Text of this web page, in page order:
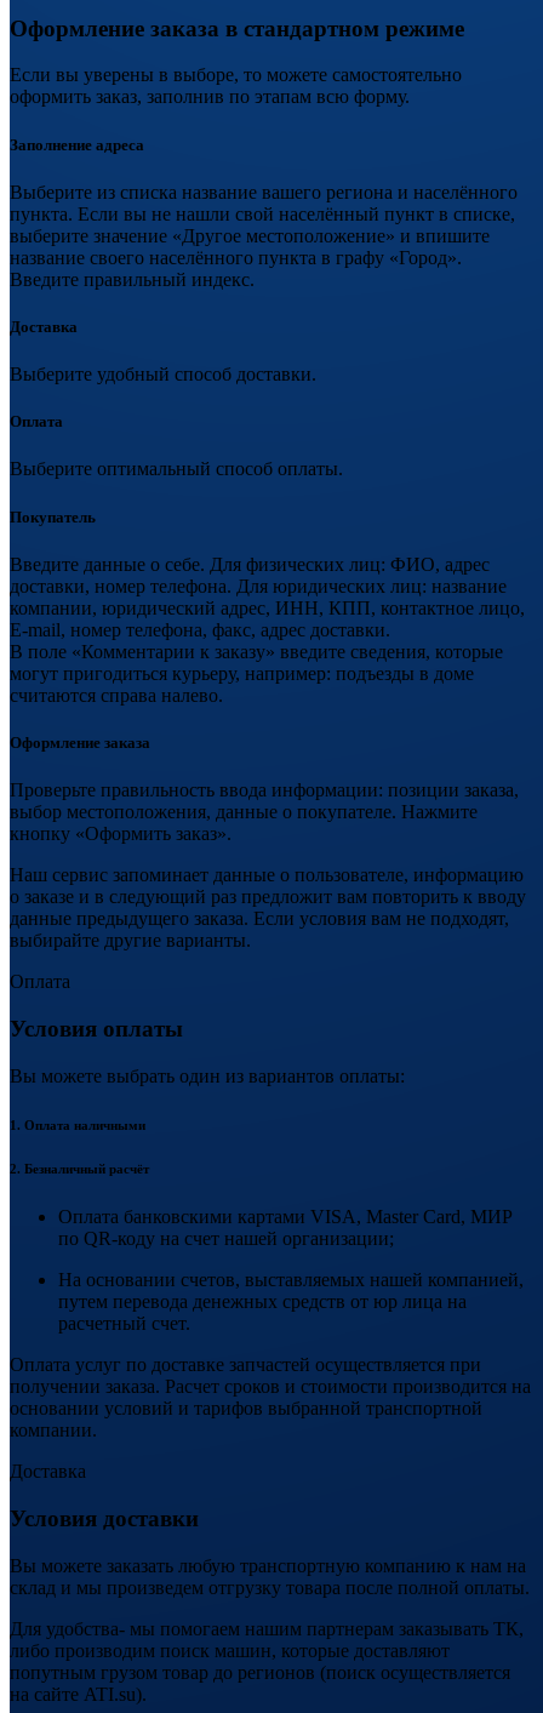
Оформление заказа в стандартном режиме
Если вы уверены в выборе, то можете самостоятельно
оформить заказ, заполнив по этапам всю форму.
Заполнение адреса
Выберите из списка название вашего региона и населённого
пункта. Если вы не нашли свой населённый пункт в списке,
выберите значение «Другое местоположение» и впишите
название своего населённого пункта в графу «Город».
Введите правильный индекс.
Доставка
Выберите удобный способ доставки.
Оплата
Выберите оптимальный способ оплаты.
Покупатель
Введите данные о себе. Для физических лиц: ФИО, адрес
доставки, номер телефона. Для юридических лиц: название
компании, юридический адрес, ИНН, КПП, контактное лицо,
E-mail, номер телефона, факс, адрес доставки.
В поле «Комментарии к заказу» введите сведения, которые
могут пригодиться курьеру, например: подъезды в доме
считаются справа налево.
Оформление заказа
Проверьте правильность ввода информации: позиции заказа,
выбор местоположения, данные о покупателе. Нажмите
кнопку «Оформить заказ».
Наш сервис запоминает данные о пользователе, информацию
о заказе и в следующий раз предложит вам повторить к вводу
данные предыдущего заказа. Если условия вам не подходят,
выбирайте другие варианты.
Оплата
Условия оплаты
Вы можете выбрать один из вариантов оплаты:
1. Оплата наличными
2. Безналичный расчёт
Оплата банковскими картами VISA, Master Card, МИР
по QR-коду на счет нашей организации;
На основании счетов, выставляемых нашей компанией,
путем перевода денежных средств от юр лица на
расчетный счет.
Оплата услуг по доставке запчастей осуществляется при
получении заказа. Расчет сроков и стоимости производится на
основании условий и тарифов выбранной транспортной
компании.
Доставка
Условия доставки
Вы можете заказать любую транспортную компанию к нам на
склад и мы произведем отгрузку товара после полной оплаты.
Для удобства- мы помогаем нашим партнерам заказывать ТК,
либо производим поиск машин, которые доставляют
попутным грузом товар до регионов (поиск осуществляется
на сайте ATI.su).